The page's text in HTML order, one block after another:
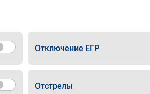
Отключение ЕГР
Отстрелы